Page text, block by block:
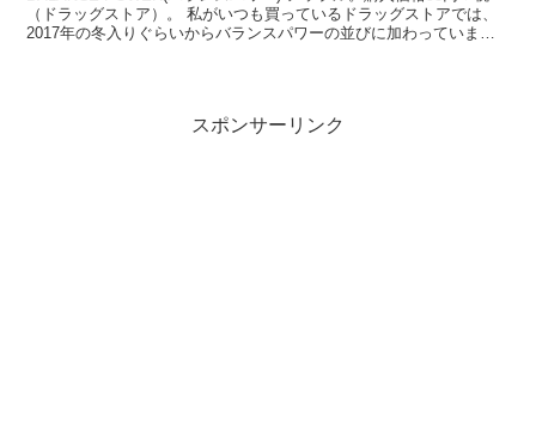
（ドラッグストア）。 私がいつも買っているドラッグストアでは、
2017年の冬入りぐらいからバランスパワーの並びに加わっていまし
スポンサーリンク